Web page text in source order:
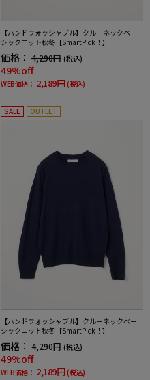
【ハンドウォッシャブル】クルーネックベー
シックニット秋冬【SmartPick！】
価格： 4,290円 (税込)
49%off
WEB価格： 2,189円 (税込)
SALE OUTLET
【ハンドウォッシャブル】クルーネックベー
シックニット秋冬【SmartPick！】
価格： 4,290円 (税込)
49%off
WEB価格： 2,189円 (税込)